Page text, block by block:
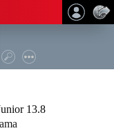
13.8